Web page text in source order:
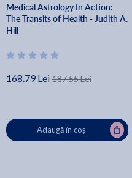
Medical Astrology In Action:
The Transits of Health - Judith A.
Hill
168.79 Lei 187.55 Lei
Adaugă în coș